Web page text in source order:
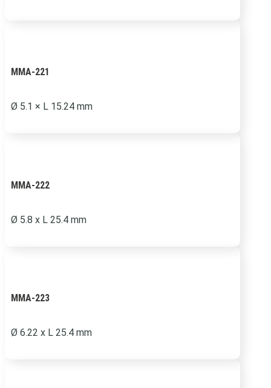
MMA-221
Ø 5.1 × L 15.24 mm
MMA-222
Ø 5.8 x L 25.4 mm
MMA-223
Ø 6.22 x L 25.4 mm